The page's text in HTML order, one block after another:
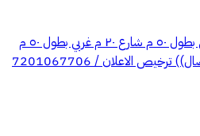
🚨*للبيع ارض تجاريه راس بلك .. على الدائري بحي صبابه*🚨 * موقع يخدم الفنادق * ⁠والشقق المخدومة * قطعه ٥٧ / ١ * *مساحه الارض ١٩٨٢ م⁠* * ⁠⁠*على ٣ شوارع* شارع شرقي الدائري بطول ٥٠ م شارع ٢٠ م غربي بطول ٥٠ م
شارع ٢٠ م شمالي بطول ٤٠,٨ م جنوب بطول ٣٨,٥ م 💵*السوم / ٣ مليون و ٥٠٠ الف*💵 مكتب الشاعر للعقارات ((الرقم يظهر عند الضغط على اتصال)) / ((الرقم يظهر عند الضغط على اتصال)) ترخيص الاعلان / 7201067706